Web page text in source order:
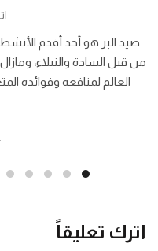
صيد البر هو أحد أقدم
من قبل السادة والنبلاء،
العالم لمنافعه وفوائده
اترك تعليقاً